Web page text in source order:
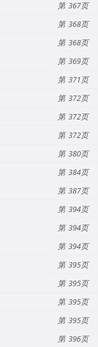
367
368
368
369
371
372
372
372
380
384
387
394
394
394
395
395
395
395
396